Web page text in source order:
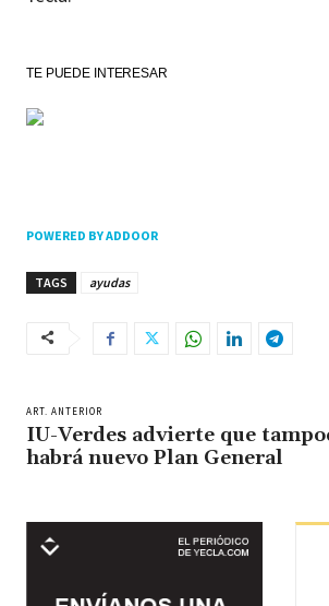
TE PUEDE INTERESAR
POWERED BY ADDOOR
TAGS ayudas
ART. ANTERIOR
IU-Verdes advierte que
habrá nuevo Plan General